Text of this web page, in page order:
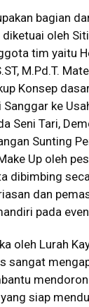
bagian
oleh
tim yaitu
M.Pd.T.
Konsep
Sanggar ke
Seni Tari,
Sunting
Up oleh
dibimbing
dan
pada
oleh Lurah
sangat
siap